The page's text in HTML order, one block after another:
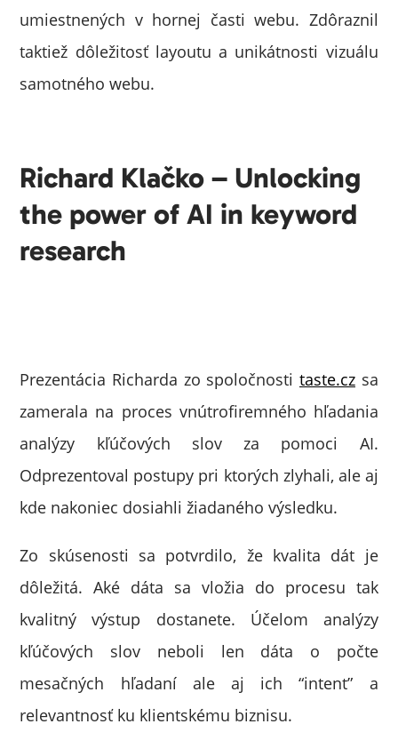
umiestnených v hornej časti webu. Zdôraznil
taktiež dôležitosť layoutu a unikátnosti vizuálu
samotného webu.
Richard Klačko – Unlocking
the power of AI in keyword
research
Prezentácia Richarda zo spoločnosti taste.czsa
zamerala na proces vnútrofiremného hľadania
analýzy kľúčových slov za pomoci AI.
Odprezentoval postupy pri ktorých zlyhali, ale aj
kde nakoniec dosiahli žiadaného výsledku.
Zo skúsenosti sa potvrdilo, že kvalita dát je
dôležitá. Aké dáta sa vložia do procesu tak
kvalitný výstup dostanete. Účelom analýzy
kľúčových slov neboli len dáta o počte
mesačných hľadaní ale aj ich “intent” a
relevantnosť ku klientskému biznisu.